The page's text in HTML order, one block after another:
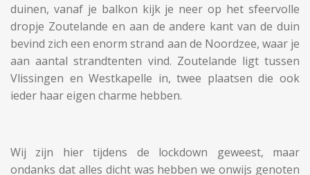
duinen, vanaf je balkon kijk je neer op het sfeervolle
dropje Zoutelande en aan de andere kant van de duin
bevind zich een enorm strand aan de Noordzee, waar je
aan aantal strandtenten vind. Zoutelande ligt tussen
Vlissingen en Westkapelle in, twee plaatsen die ook
ieder haar eigen charme hebben.
Wij zijn hier tijdens de lockdown geweest, maar
ondanks dat alles dicht was hebben we onwijs genoten